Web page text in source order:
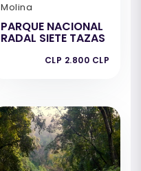
Molina
PARQUE NACIONAL
RADAL SIETE TAZAS
CLP 2.800 CLP